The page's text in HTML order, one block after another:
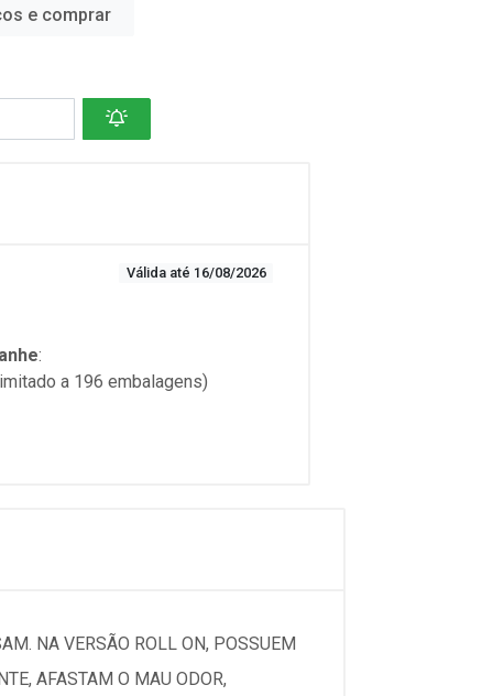
e comprar
Válida até 16/08/2026
:
a 196 embalagens)
NA VERSÃO ROLL ON, POSSUEM
AFASTAM O MAU ODOR,